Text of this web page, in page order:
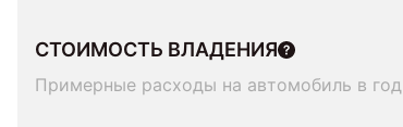
СТОИМОСТЬ ВЛАДЕНИЯ
Примерные расходы на автомобиль в год